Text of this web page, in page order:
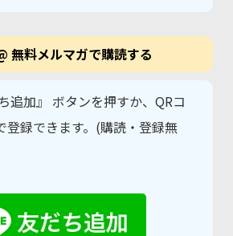
無料メルマガで購読する
追加』 ボタンを押すか、QRコ
登録できます。(購読・登録無